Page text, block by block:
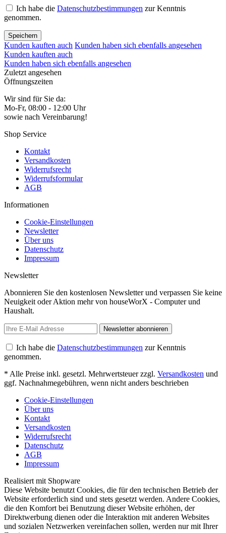
Ich habe die Datenschutzbestimmungen zur Kenntnis
genommen.
Speichern
Kunden kauften auch Kunden haben sich ebenfalls angesehen
Kunden kauften auch
Kunden haben sich ebenfalls angesehen
Zuletzt angesehen
Öffnungszeiten
Wir sind für Sie da:
Mo-Fr, 08:00 - 12:00 Uhr
sowie nach Vereinbarung!
Shop Service
Kontakt
Versandkosten
Widerrufsrecht
Widerrufsformular
AGB
Informationen
Cookie-Einstellungen
Newsletter
Über uns
Datenschutz
Impressum
Newsletter
Abonnieren Sie den kostenlosen Newsletter und verpassen Sie keine
Neuigkeit oder Aktion mehr von houseWorX - Computer und
Haushalt.
Newsletter abonnieren
Ich habe die Datenschutzbestimmungen zur Kenntnis
genommen.
* Alle Preise inkl. gesetzl. Mehrwertsteuer zzgl. Versandkosten und
ggf. Nachnahmegebühren, wenn nicht anders beschrieben
Cookie-Einstellungen
Über uns
Kontakt
Versandkosten
Widerrufsrecht
Datenschutz
AGB
Impressum
Realisiert mit Shopware
Diese Website benutzt Cookies, die für den technischen Betrieb der
Website erforderlich sind und stets gesetzt werden. Andere Cookies,
die den Komfort bei Benutzung dieser Website erhöhen, der
Direktwerbung dienen oder die Interaktion mit anderen Websites
und sozialen Netzwerken vereinfachen sollen, werden nur mit Ihrer